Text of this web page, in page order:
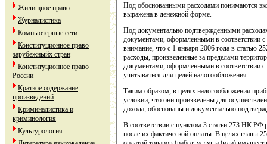
Жилищное право
Журналистика
Компьютерные сети
Конституционное право
зарубежныйх стран
Конституционное право
России
Краткое содержание
произведений
Криминалистика и
криминология
Культурология
Под обоснованными расходами понимаются
выражена в денежной форме.
Под документально подтвержденными
документами, оформленными в соответствии
внимание, что с 1 января 2006 года в статью
расходы, произведенные за пределами
документами, оформленными в соответствии с
учитываться для целей налогообложения.
Таким образом, в целях налогообложения
условии, что они произведены для
дохода, обоснованы и документально
В соответствии с пунктом 3 статьи 273 НК РФ
после их фактической оплаты. В целях главы